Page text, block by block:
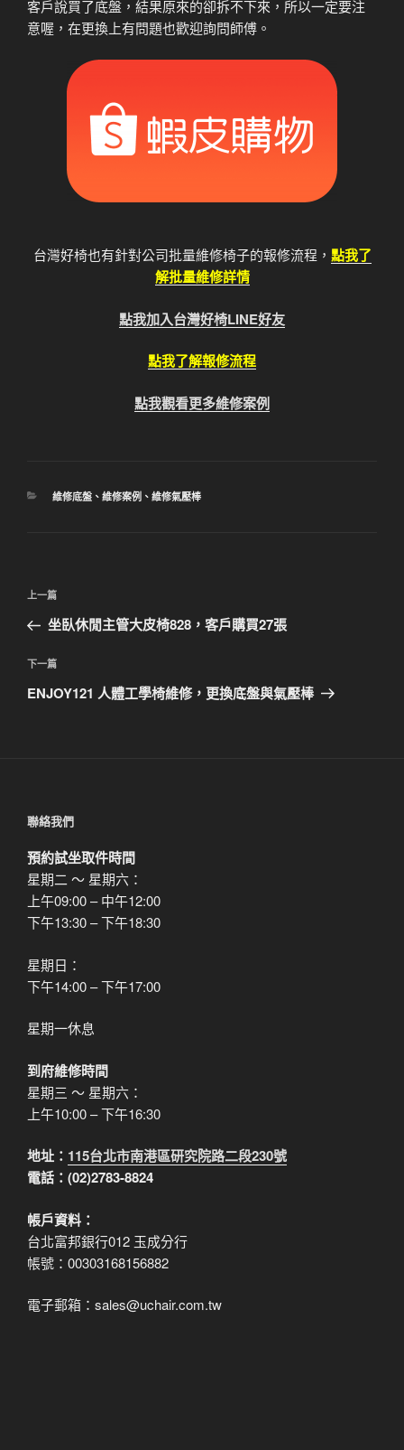
客戶說買了底盤，結果原來的卻拆不下來，所以一定要注
意喔，在更換上有問題也歡迎詢問師傅。
台灣好椅也有針對公司批量維修椅子的報修流程， 點我了
解批量維修詳情
點我加入台灣好椅LINE好友
點我了解報修流程
點我觀看更多維修案例
分
維修底盤、 維修案例 、 維修氣壓棒
文
導
覽
上
一
文
章
上一篇
坐臥休閒主管大皮椅828，客戶購買27張
下
一
下一篇
ENJOY121 人體工學椅維修，更換底盤與氣壓棒
聯絡我們
預約試坐取件時間
星期二 ～ 星期六：
上午09:00 – 中午12:00
下午13:30 – 下午18:30
星期日：
下午14:00 – 下午17:00
星期一休息
到府維修時間
星期三 ～ 星期六：
上午10:00 – 下午16:30
地址： 115台北市南港區研究院路二段230號
電話：(02)2783-8824
帳戶資料：
台北富邦銀行012 玉成分行
帳號：00303168156882
電子郵箱：sales@uchair.com.tw